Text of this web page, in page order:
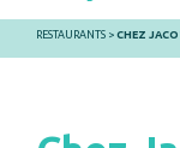
RESTAURANTS > CHEZ